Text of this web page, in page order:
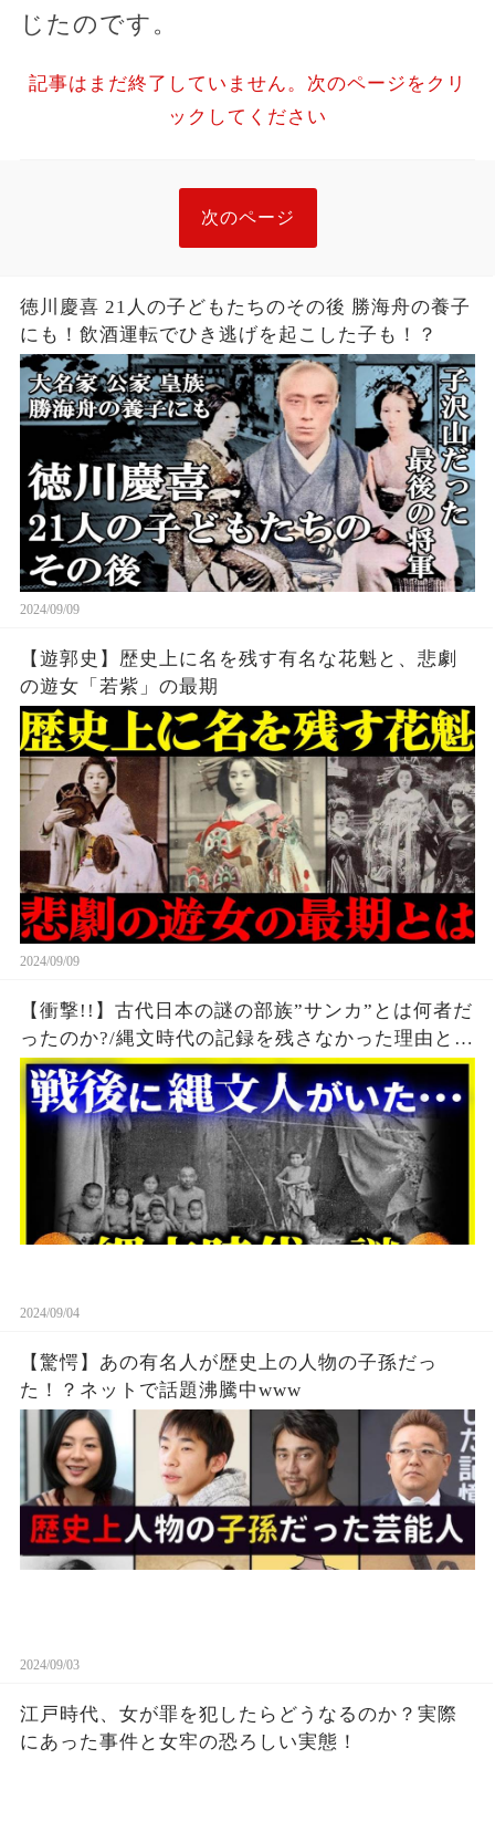
じたのです。
記事はまだ終了していません。次のページをクリ
ックしてください
次のページ
徳川慶喜 21人の子どもたちのその後 勝海舟の養子
にも！飲酒運転でひき逃げを起こした子も！？
2024/09/09
【遊郭史】歴史上に名を残す有名な花魁と、悲劇
の遊女「若紫」の最期
2024/09/09
【衝撃!!】古代日本の謎の部族”サンカ”とは何者だ
ったのか?/縄文時代の記録を残さなかった理由と
は？【ゆっくり解説】
2024/09/04
【驚愕】あの有名人が歴史上の人物の子孫だっ
た！？ネットで話題沸騰中www
2024/09/03
江戸時代、女が罪を犯したらどうなるのか？実際
にあった事件と女牢の恐ろしい実態！